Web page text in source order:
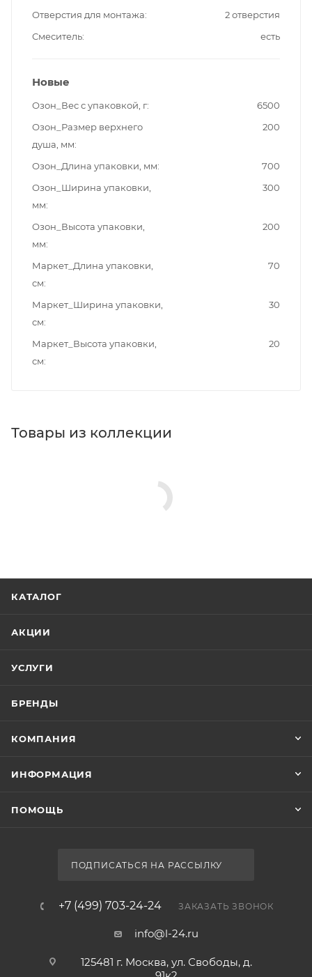
Отверстия для монтажа
2 отверстия
Смеситель
есть
Новые
Озон_Вес с упаковкой, г
6500
Озон_Размер верхнего
душа, мм
200
Озон_Длина упаковки, мм
700
Озон_Ширина упаковки,
мм
300
Озон_Высота упаковки,
мм
200
Маркет_Длина упаковки,
см
70
Маркет_Ширина упаковки,
см
30
Маркет_Высота упаковки,
см
20
Товары из коллекции
Ножки/каркасы для ванн
Aquanet
00-01228931
Light
Россия
1 год
Экран для ванны
современный
Глубина, см
Форма